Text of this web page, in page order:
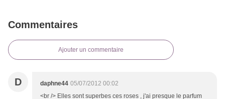
Commentaires
Ajouter un commentaire
D daphne44 05/07/2012 00:02
<br /> Elles sont superbes ces roses , j'ai presque le parfum